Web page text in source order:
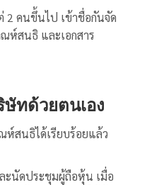
2 คนขึ้นไป เข้าชื่อกันจัด
ห์สนธิ และเอกสาร
ษัทด้วยตนเอง
ห์สนธิได้เรียบร้อยแล้ว
ะนัดประชุมผู้ถือหุ้น เมื่อ